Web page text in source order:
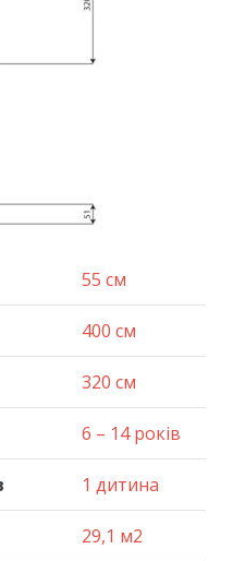
55 см
400 см
320 см
6 – 14 років
1 дитина
29,1 м2